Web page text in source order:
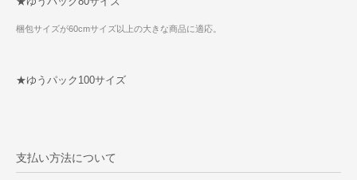
梱包サイズが60cmサイズ以上の大きな商品に適応。
★ゆうパック100サイズ
支払い方法について